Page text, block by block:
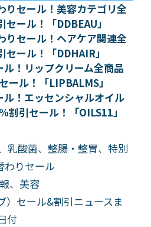
りセール！美容カテゴリ全
ール！「DDBEAU」
りセール！ヘアケア関連全
ール！「DDHAIR」
ル！リップクリーム全商品
ール！「LIPBALMS」
ル！エッセンシャルオイル
引セール！「OILS11」
乳酸菌、整腸・整胃、特別
わりセール
、美容
）セール&割引ニュースま
付